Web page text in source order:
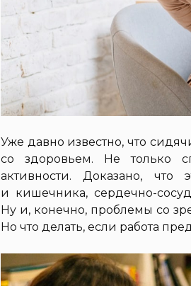
Уже давно известно, что
со здоровьем. Не только
активности. Доказано, что
и кишечника, сердечно-
Ну и, конечно, проблемы со
Но что делать, если работа